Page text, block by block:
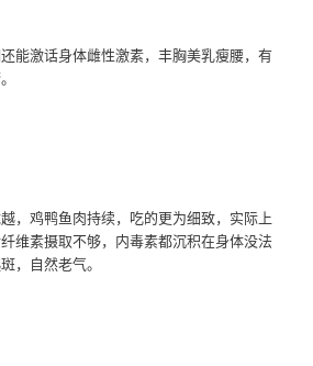
能激话身体雌性激素，丰胸美乳瘦腰，有
，鸡鸭鱼肉持续，吃的更为细致，实际上
维素摄取不够，内毒素都沉积在身体没法
，自然老气。